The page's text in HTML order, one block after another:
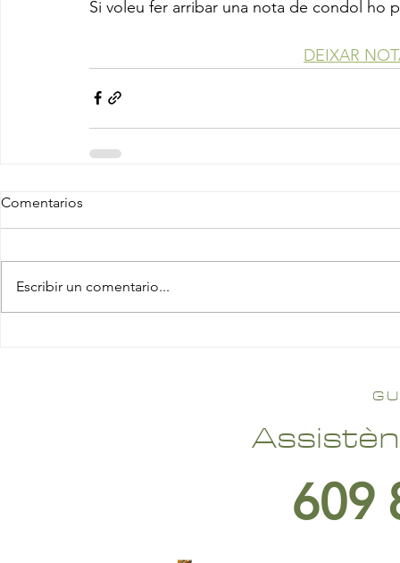
Si voleu fer arribar una nota de condol ho
DEIXAR
Comentarios
Escribir un comentario...
609